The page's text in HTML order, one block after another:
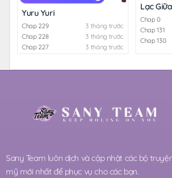
Yuru Yuri
Chap 229
3 tháng trước
Chap 228
3 tháng trước
Chap 227
3 tháng trước
Lạc
Chap 0
Chap 131
Chap 130
Sany Team luôn dịch và cập nhật các bộ
mỹ mới nhất để phục vụ cho các bạn.